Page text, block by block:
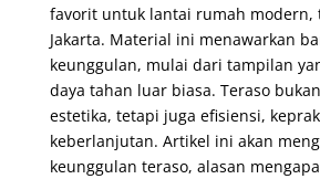
favorit untuk lantai rumah modern,
Jakarta. Material ini menawarkan
keunggulan, mulai dari tampilan
daya tahan luar biasa. Teraso
estetika, tetapi juga efisiensi,
keberlanjutan. Artikel ini akan
keunggulan teraso, alasan